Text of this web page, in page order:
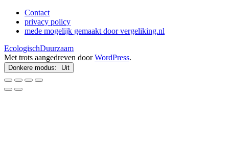
Contact
privacy policy
mede mogelijk gemaakt door vergeliking.nl
EcologischDuurzaam
Met trots aangedreven doorWordPress.
Donkere modus: